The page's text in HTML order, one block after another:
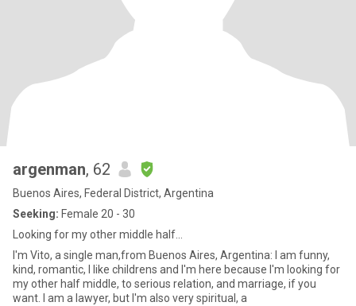
argenman, 62
Buenos Aires, Federal District, Argentina
Seeking: Female 20 - 30
Looking for my other middle half...
I'm Vito, a single man,from Buenos Aires, Argentina: I am funny,
kind, romantic, I like childrens and I'm here because I'm looking for
my other half middle, to serious relation, and marriage, if you
want. I am a lawyer, but I'm also very spiritual, a